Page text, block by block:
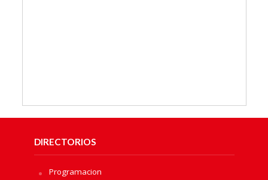
DIRECTORIOS
Programacion